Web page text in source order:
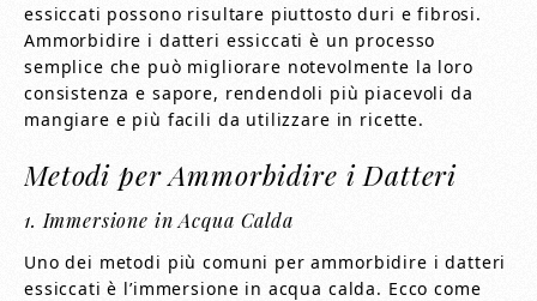
essiccati possono risultare piuttosto duri e fibrosi.
Ammorbidire i datteri essiccati è un processo
semplice che può migliorare notevolmente la loro
consistenza e sapore, rendendoli più piacevoli da
mangiare e più facili da utilizzare in ricette.
Metodi per Ammorbidire i Datteri
1. Immersione in Acqua Calda
Uno dei metodi più comuni per ammorbidire i datteri
essiccati è l’immersione in acqua calda. Ecco come